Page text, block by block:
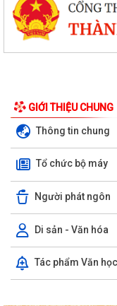
GIỚI THIỆU CHUNG
Thông tin chung
Tổ chức bộ máy
Người phát ngôn
Di sản - Văn hóa
Tác phẩm Văn